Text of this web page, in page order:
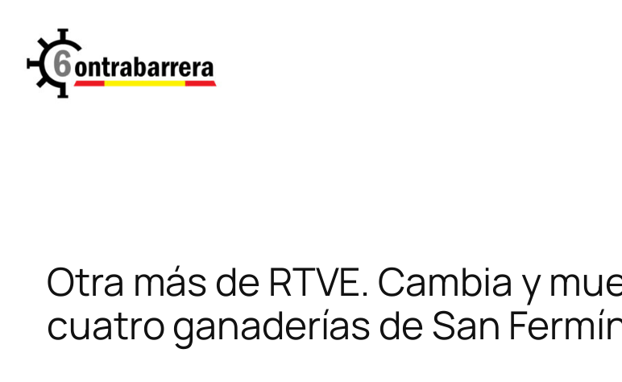
contenido
Otra más de RTVE. Cambia y
cuatro ganaderías de San